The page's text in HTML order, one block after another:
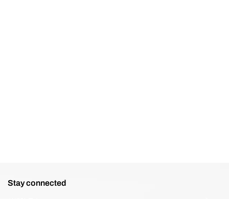
Stay connected